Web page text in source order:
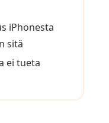
iPhonesta
sitä
ei tueta